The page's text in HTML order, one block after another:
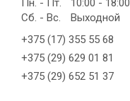
Пн. - Пт.
10:00 - 18:00
Сб. - Вс.
Выходной
+375 (17) 355 55 68
+375 (29) 629 01 81
+375 (29) 652 51 37